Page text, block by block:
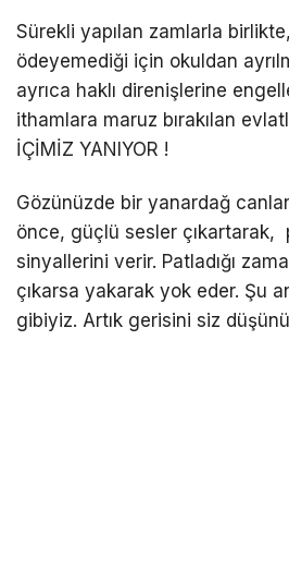
Sürekli yapılan zamlarla
ödeyemediği için okuldan
ayrıca haklı direnişlerine
ithamlara maruz bırakılan
İÇİMİZ YANIYOR !
Gözünüzde bir yanardağ
önce, güçlü sesler çıkartarak,
sinyallerini verir. Patladığı
çıkarsa yakarak yok eder. Şu
gibiyiz. Artık gerisini siz